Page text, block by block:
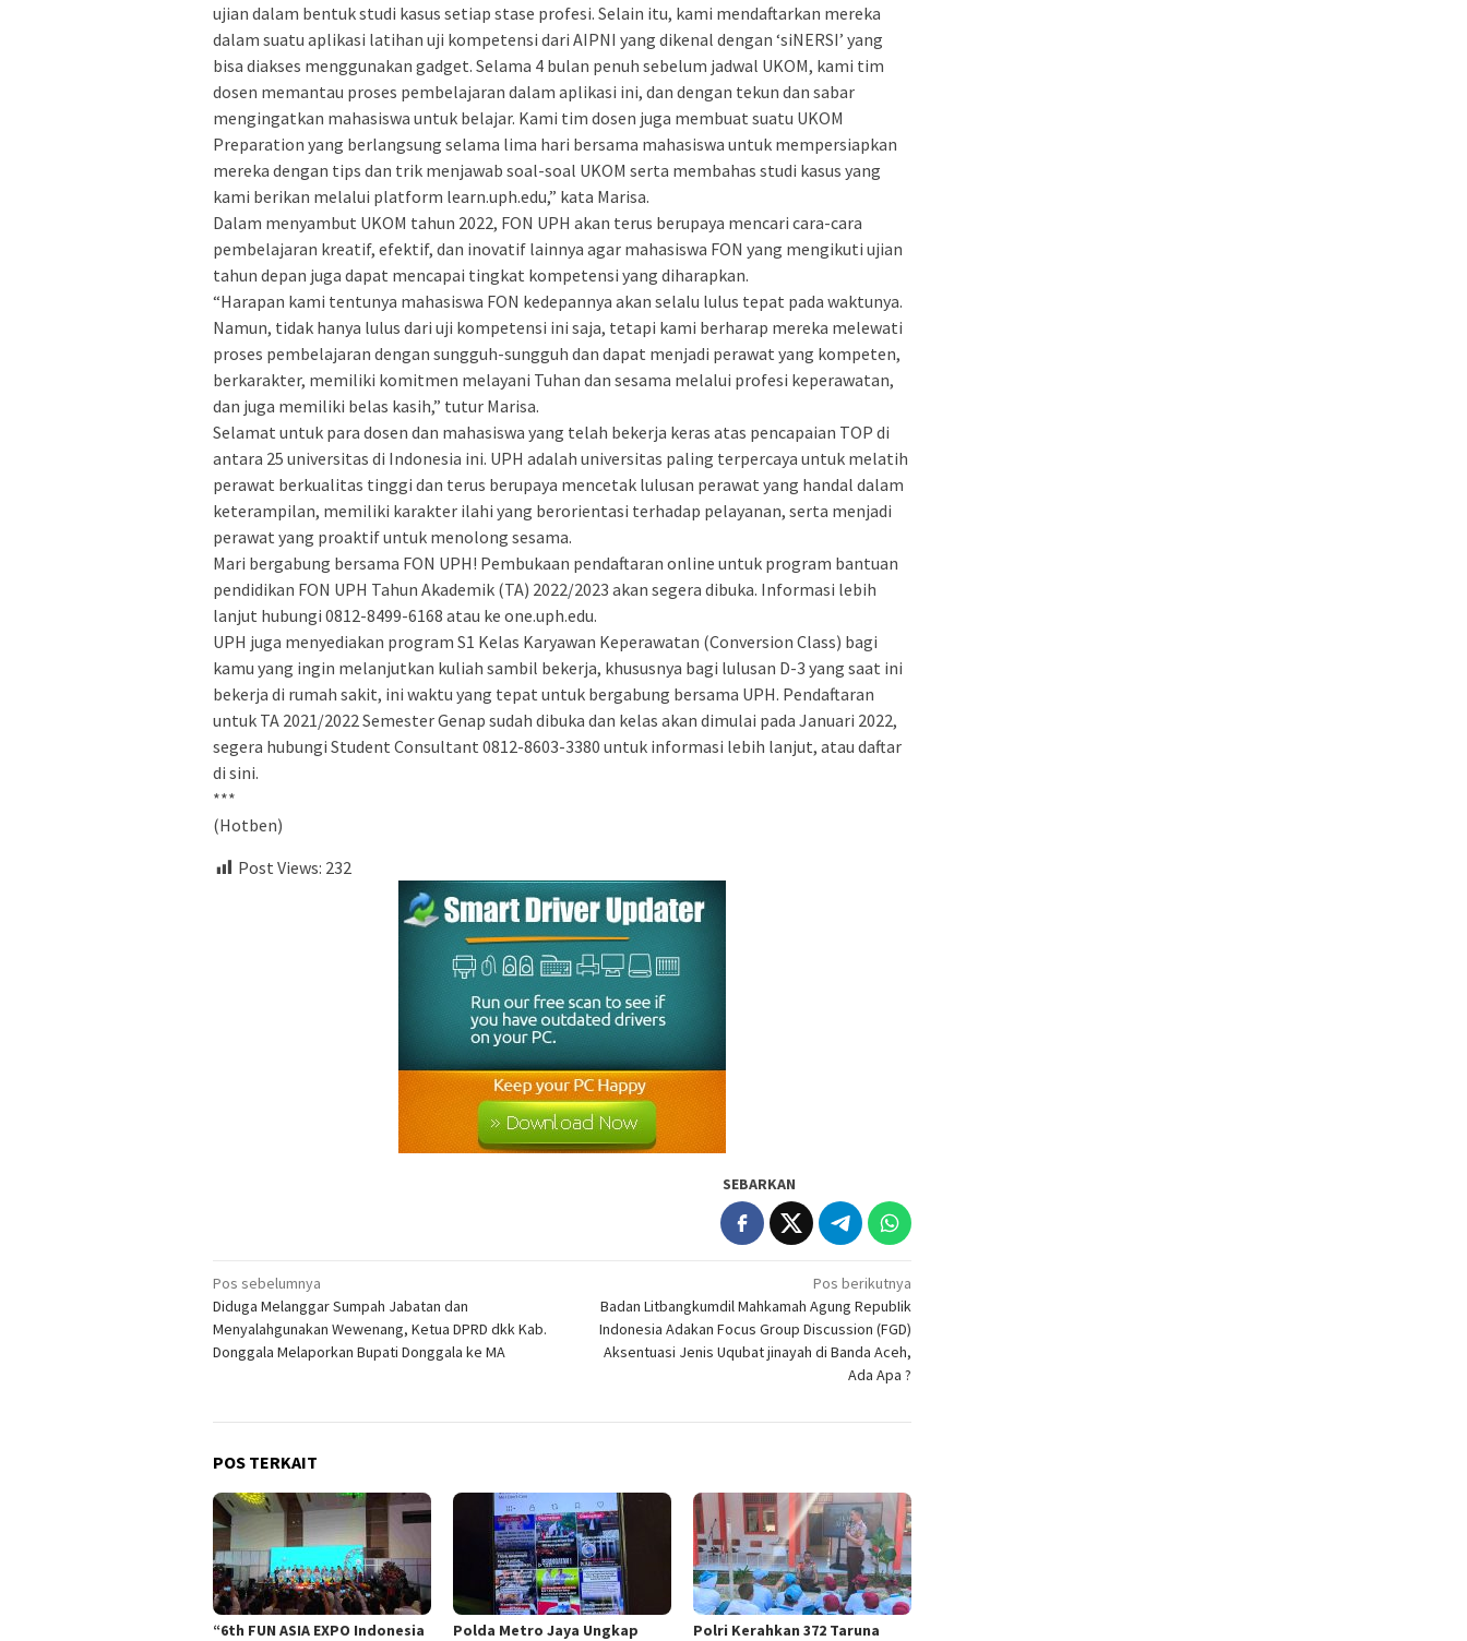
ujian dalam bentuk studi kasus setiap stase profesi. Selain itu, kami mendaftarkan mereka
dalam suatu aplikasi latihan uji kompetensi dari AIPNI yang dikenal dengan ‘siNERSI’ yang
bisa diakses menggunakan gadget. Selama 4 bulan penuh sebelum jadwal UKOM, kami tim
dosen memantau proses pembelajaran dalam aplikasi ini, dan dengan tekun dan sabar
mengingatkan mahasiswa untuk belajar. Kami tim dosen juga membuat suatu UKOM
Preparation yang berlangsung selama lima hari bersama mahasiswa untuk mempersiapkan
mereka dengan tips dan trik menjawab soal-soal UKOM serta membahas studi kasus yang
kami berikan melalui platform learn.uph.edu,” kata Marisa.
Dalam menyambut UKOM tahun 2022, FON UPH akan terus berupaya mencari cara-cara
pembelajaran kreatif, efektif, dan inovatif lainnya agar mahasiswa FON yang mengikuti ujian
tahun depan juga dapat mencapai tingkat kompetensi yang diharapkan.
“Harapan kami tentunya mahasiswa FON kedepannya akan selalu lulus tepat pada waktunya.
Namun, tidak hanya lulus dari uji kompetensi ini saja, tetapi kami berharap mereka melewati
proses pembelajaran dengan sungguh-sungguh dan dapat menjadi perawat yang kompeten,
berkarakter, memiliki komitmen melayani Tuhan dan sesama melalui profesi keperawatan,
dan juga memiliki belas kasih,” tutur Marisa.
Selamat untuk para dosen dan mahasiswa yang telah bekerja keras atas pencapaian TOP di
antara 25 universitas di Indonesia ini. UPH adalah universitas paling terpercaya untuk melatih
perawat berkualitas tinggi dan terus berupaya mencetak lulusan perawat yang handal dalam
keterampilan, memiliki karakter ilahi yang berorientasi terhadap pelayanan, serta menjadi
perawat yang proaktif untuk menolong sesama.
Mari bergabung bersama FON UPH! Pembukaan pendaftaran online untuk program bantuan
pendidikan FON UPH Tahun Akademik (TA) 2022/2023 akan segera dibuka. Informasi lebih
lanjut hubungi 0812-8499-6168 atau ke one.uph.edu.
UPH juga menyediakan program S1 Kelas Karyawan Keperawatan (Conversion Class) bagi
kamu yang ingin melanjutkan kuliah sambil bekerja, khususnya bagi lulusan D-3 yang saat ini
bekerja di rumah sakit, ini waktu yang tepat untuk bergabung bersama UPH. Pendaftaran
untuk TA 2021/2022 Semester Genap sudah dibuka dan kelas akan dimulai pada Januari 2022,
segera hubungi Student Consultant 0812-8603-3380 untuk informasi lebih lanjut, atau daftar
di sini.
***
(Hotben)
Post Views: 232
SEBARKAN
Navigasi
pos
Pos sebelumnya
Diduga Melanggar Sumpah Jabatan dan
Menyalahgunakan Wewenang, Ketua DPRD dkk Kab.
Donggala Melaporkan Bupati Donggala ke MA
Pos berikutnya
Badan Litbangkumdil Mahkamah Agung RepubIik
Indonesia Adakan Focus Group Discussion (FGD)
Aksentuasi Jenis Uqubat jinayah di Banda Aceh,
Ada Apa ?
POS TERKAIT
“6th FUN ASIA EXPO Indonesia
Polda Metro Jaya Ungkap
Polri Kerahkan 372 Taruna